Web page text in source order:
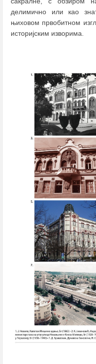
делимично или као
њиховом првобитном
историјским изворима.